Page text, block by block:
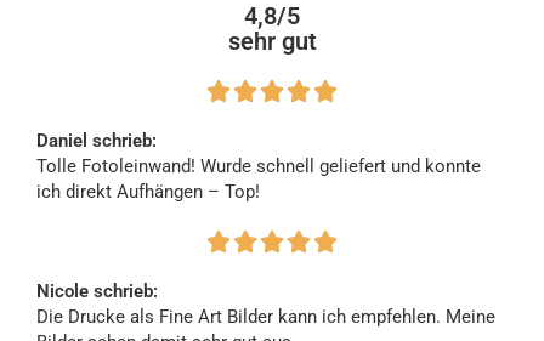
4,8/5
sehr gut
    
Daniel schrieb:
Tolle Fotoleinwand! Wurde schnell geliefert und konnte
ich direkt Aufhängen – Top!
    
Nicole schrieb:
Die Drucke als Fine Art Bilder kann ich empfehlen. Meine